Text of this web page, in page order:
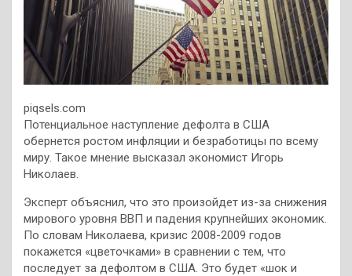
piqsels.com
Потенциальное наступление дефолта в США
обернется ростом инфляции и безработицы по всему
миру. Такое мнение высказал экономист Игорь
Николаев.
Эксперт объяснил, что это произойдет из-за снижения
мирового уровня ВВП и падения крупнейших экономик.
По словам Николаева, кризис 2008-2009 годов
покажется «цветочками» в сравнении с тем, что
последует за дефолтом в США. Это будет «шок и